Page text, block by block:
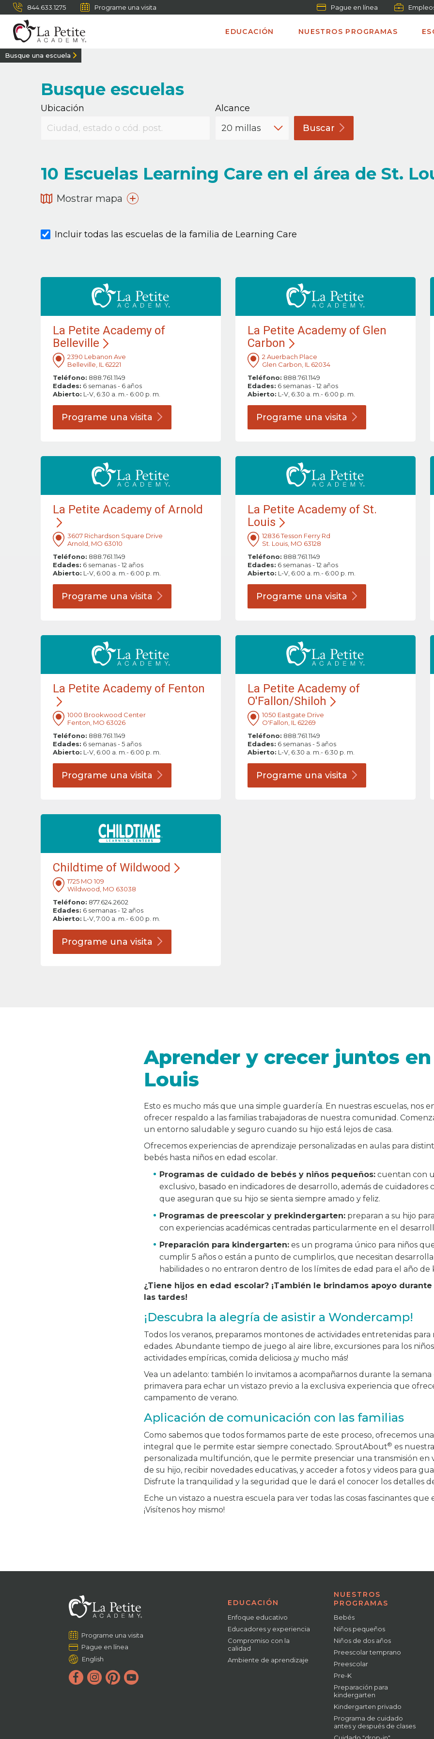
844.633.1275 Programe una visita Pague en línea
EDUCACIÓN NUESTROS PROGRAMAS
Busque una escuela
Busque escuelas
Ubicación
Alcance
Buscar
10 Escuelas Learning Care en el área de St.
Mostrar mapa
Incluir todas las escuelas de la familia de Learning Care
La Petite Academy of
Belleville
2390 Lebanon Ave
Belleville, IL 62221
Teléfono: 888.761.1149
Edades: 6 semanas - 6 años
Abierto: L-V, 6:30 a. m.- 6:00 p. m.
Programe una visita
La Petite Academy of Glen
Carbon
2 Auerbach Place
Glen Carbon, IL 62034
Teléfono: 888.761.1149
Edades: 6 semanas - 12 años
Abierto: L-V, 6:30 a. m.- 6:00 p. m.
Programe una visita
La Petite Academy of Arnold
3607 Richardson Square Drive
Arnold, MO 63010
Teléfono: 888.761.1149
Edades: 6 semanas - 12 años
Abierto: L-V, 6:00 a. m.- 6:00 p. m.
Programe una visita
La Petite Academy of St.
Louis
12836 Tesson Ferry Rd
St. Louis, MO 63128
Teléfono: 888.761.1149
Edades: 6 semanas - 12 años
Abierto: L-V, 6:00 a. m.- 6:00 p. m.
Programe una visita
La Petite Academy of Fenton
1000 Brookwood Center
Fenton, MO 63026
Teléfono: 888.761.1149
Edades: 6 semanas - 5 años
Abierto: L-V, 6:00 a. m.- 6:00 p. m.
Programe una visita
La Petite Academy of
O'Fallon/Shiloh
1050 Eastgate Drive
O'Fallon, IL 62269
Teléfono: 888.761.1149
Edades: 6 semanas - 5 años
Abierto: L-V, 6:30 a. m.- 6:30 p. m.
Programe una visita
Childtime of Wildwood
1725 MO 109
Wildwood, MO 63038
Teléfono: 877.624.2602
Edades: 6 semanas - 12 años
Abierto: L-V, 7:00 a. m.- 6:00 p. m.
Programe una visita
Aprender y crecer juntos
Louis
Esto es mucho más que una simple guardería. En nuestras escuelas, nos
ofrecer respaldo a las familias trabajadoras de nuestra comunidad.
un entorno saludable y seguro cuando su hijo está lejos de casa.
Ofrecemos experiencias de aprendizaje personalizadas en aulas para
bebés hasta niños en edad escolar.
Programas de cuidado de bebés y niños pequeños: cuentan con
exclusivo, basado en indicadores de desarrollo, además de cuidadores
que aseguran que su hijo se sienta siempre amado y feliz.
Programas de preescolar y prekindergarten: preparan a su hijo
con experiencias académicas centradas particularmente en el
Preparación para kindergarten: es un programa único para niños
cumplir 5 años o están a punto de cumplirlos, que necesitan
habilidades o no entraron dentro de los límites de edad para el año
¿Tiene hijos en edad escolar? ¡También le brindamos apoyo durante
las tardes!
¡Descubra la alegría de asistir a Wondercamp!
Todos los veranos, preparamos montones de actividades entretenidas para
edades. Abundante tiempo de juego al aire libre, excursiones para los
actividades empíricas, comida deliciosa ¡y mucho más!
Vea un adelanto: también lo invitamos a acompañarnos durante la
primavera para echar un vistazo previo a la exclusiva experiencia que
campamento de verano.
Aplicación de comunicación con las familias
Como sabemos que todos formamos parte de este proceso, ofrecemos
integral que le permite estar siempre conectado. SproutAbout® es
personalizada multifunción, que le permite presenciar una transmisión en
de su hijo, recibir novedades educativas, y acceder a fotos y videos para
Disfrute la tranquilidad y la seguridad que le dará el conocer los detalles
Eche un vistazo a nuestra escuela para ver todas las cosas fascinantes que
¡Visítenos hoy mismo!
Programe una visita
Pague en línea
English
EDUCACIÓN
Enfoque educativo
Educadores y experiencia
Compromiso con la
calidad
Ambiente de aprendizaje
NUESTROS
PROGRAMAS
Bebés
Niños pequeños
Niños de dos años
Preescolar temprano
Preescolar
Pre-K
Preparación para
kindergarten
Kindergarten privado
Programa de cuidado
antes y después de clases